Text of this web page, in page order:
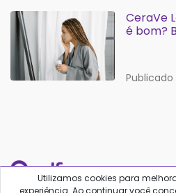
CeraVe
é bom?
Utilizamos cookies para
experiência. Ao continuar você